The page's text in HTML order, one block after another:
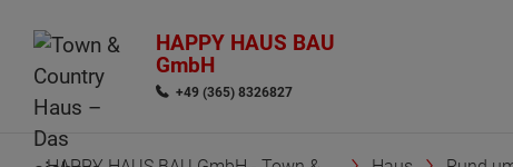
HAPPY HAUS BAU
GmbH
+49 (365) 8326827